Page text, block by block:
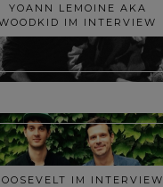
YOANN LEMOINE AKA
IM INTERVIEW
IM INTERVIEW